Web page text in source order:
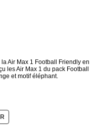
Air Max 1 Football Friendly en
les Air Max 1 du pack Football
et motif éléphant.